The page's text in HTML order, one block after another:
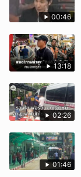
00:46
13:18
02:26
01:46